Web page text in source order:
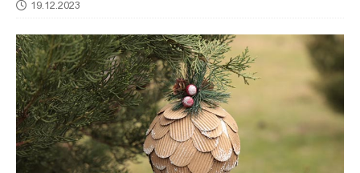
19.12.2023